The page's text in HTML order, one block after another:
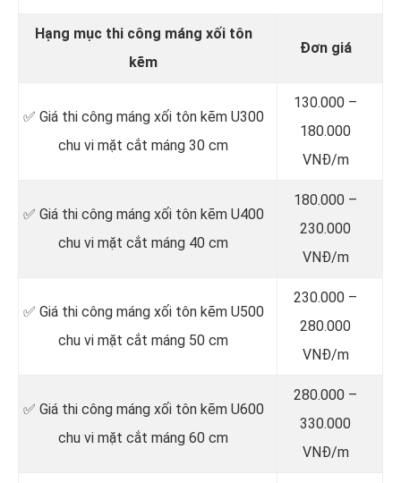
Hạng mục thi công máng xối tôn
kẽm
Đơn giá
✅ Giá thi công máng xối tôn kẽm U300
chu vi mặt cắt máng 30 cm
130.000 –
180.000
VNĐ/m
✅ Giá thi công máng xối tôn kẽm U400
chu vi mặt cắt máng 40 cm
180.000 –
230.000
VNĐ/m
✅ Giá thi công máng xối tôn kẽm U500
chu vi mặt cắt máng 50 cm
230.000 –
280.000
VNĐ/m
✅ Giá thi công máng xối tôn kẽm U600
chu vi mặt cắt máng 60 cm
280.000 –
330.000
VNĐ/m